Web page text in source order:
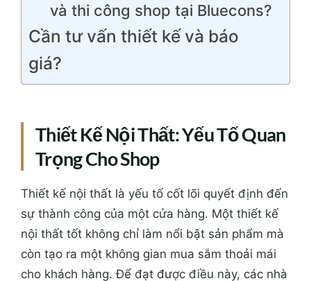
và thi công shop tại Bluecons?
Cần tư vấn thiết kế và báo
giá?
Thiết Kế Nội Thất: Yếu Tố Quan
Trọng Cho Shop
Thiết kế nội thất là yếu tố cốt lõi quyết định đến
sự thành công của một cửa hàng. Một thiết kế
nội thất tốt không chỉ làm nổi bật sản phẩm mà
còn tạo ra một không gian mua sắm thoải mái
cho khách hàng. Để đạt được điều này, các nhà